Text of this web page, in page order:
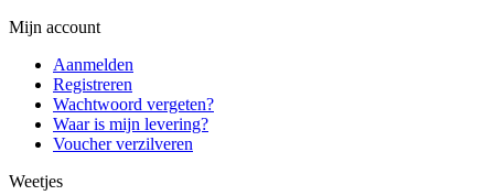
Mijn account
Aanmelden
Registreren
Wachtwoord vergeten?
Waar is mijn levering?
Voucher verzilveren
Weetjes